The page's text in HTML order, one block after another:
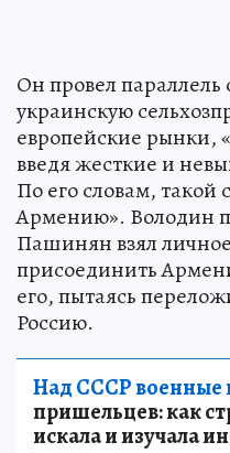
Он провел
украинскую
европейские рынки,
введя жесткие и
По его словам,
Армению». Володин
Пашинян взял личное
присоединить
его, пытаясь
Россию.
Над СССР военные
пришельцев: как
искала и изучала